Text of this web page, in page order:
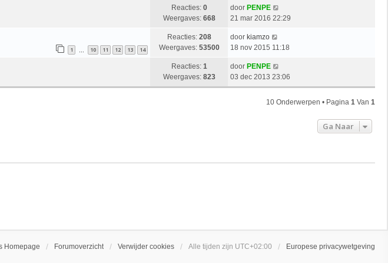
Reacties: 0
Weergaves: 668
door PENPE
21 mar 2016 22:29
1 10 11 12 13 14
Reacties: 208
Weergaves: 53500
door kiamzo
18 nov 2015 11:18
Reacties: 1
Weergaves: 823
door PENPE
03 dec 2013 23:06
10 Onderwerpen • Pagina 1 Van 1
Ga Naar
Homepage Forumoverzicht Verwijder cookies Alle tijden zijn UTC+02:00 Europese privacywetgeving